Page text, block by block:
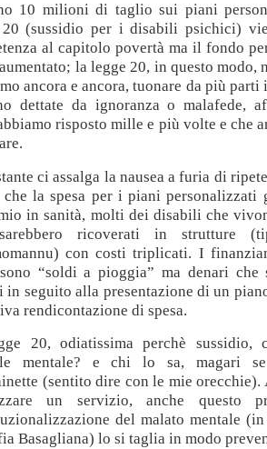
10 milioni di taglio sui piani
20 (sussidio per i disabili psichici)
al capitolo povertà ma il fondo
la legge 20, in questo modo,
ancora e ancora, tuonare da più
dettate da ignoranza o malafede,
risposto mille e più volte e che
ci assalga la nausea a furia di
la spesa per i piani personalizzati
in sanità, molti dei disabili che
ricoverati in strutture
con costi triplicati. I
“soldi a pioggia” ma denari che
in seguito alla presentazione di un
rendicontazione di spesa.
20, odiatissima perchè sussidio,
mentale? e chi lo sa, magari
(sentito dire con le mie
un servizio, anche questo
del malato mentale
Basagliana) lo si taglia in modo